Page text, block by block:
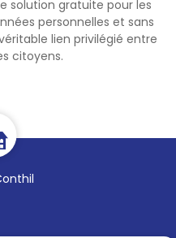
solution gratuite pour les
personnelles et sans
lien privilégié entre
citoyens.